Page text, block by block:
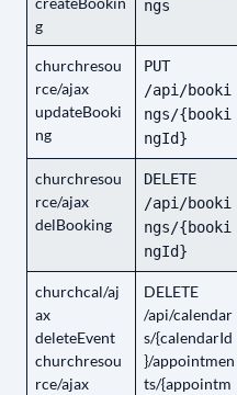
g
ngs
churchresou
rce/ajax
updateBooki
ng
PUT
/api/booki
ngs/{booki
ngId}
churchresou
rce/ajax
delBooking
DELETE
/api/booki
ngs/{booki
ngId}
churchcal/aj
ax
deleteEvent
churchresou
rce/ajax
DELETE
/api/calendar
s/{calendarId
}/appointmen
ts/{appointm